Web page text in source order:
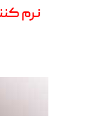
نرم